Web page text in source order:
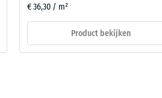
€ 36,30 / m²
Product bekijken